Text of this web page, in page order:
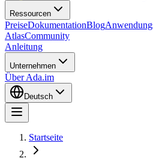
Ressourcen
PreiseDokumentationBlog
AtlasCommunity
Anleitung
Unternehmen
Über Ada.im
Deutsch
Startseite